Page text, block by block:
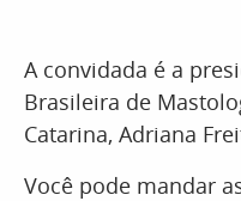
A convidada é a
Brasileira de
Catarina, Adriana
Você pode mandar